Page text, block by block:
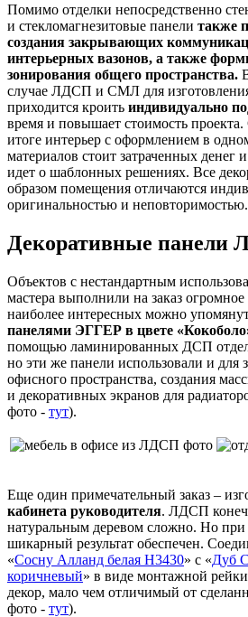
Помимо отделки непосредственно
и стекломагнезитовые панели также
создания закрывающих
интерьерных вазонов, а также
зонирования общего пространства.
случае ЛДСП и СМЛ для
приходится кроить индивидуально
время и повышает стоимость
итоге интерьер с оформлением в
материалов стоит затраченных денег
идет о шаблонных решениях. Все
образом помещения отличаются
оригинальностью и неповторимостью.
Декоративные панели
Объектов с нестандартным
мастера выполнили на заказ
наиболее интересных можно
панелями ЭГГЕР в цвете
помощью ламинированных ДСП
но эти же панели использовали и для
офисного пространства, создания
и декоративных экранов для
фото - тут).
Еще один примечательный заказ –
кабинета руководителя. ЛДСП
натуральным деревом сложно. Но
шикарный результат обеспечен.
«Сосну Алланд белая Н3430» с «Дуб
коричневый» в виде монтажной
декор, мало чем отличимый от
фото - тут).